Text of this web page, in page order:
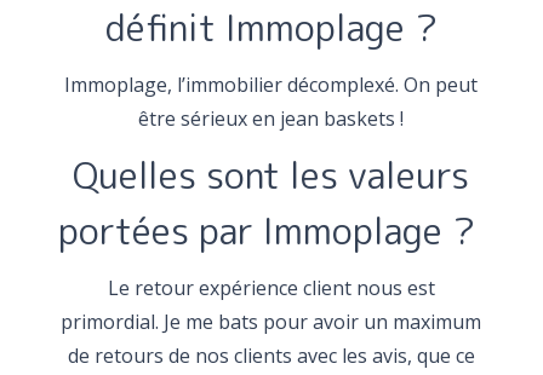
définit Immoplage ?
Immoplage, l’immobilier décomplexé. On peut
être sérieux en jean baskets !
Quelles sont les valeurs
portées par Immoplage ?
Le retour expérience client nous est
primordial. Je me bats pour avoir un maximum
de retours de nos clients avec les avis, que ce